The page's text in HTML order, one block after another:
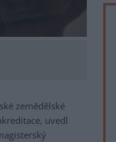
zemědělské
uvedl